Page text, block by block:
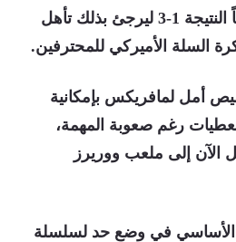
ووريرز 119-109، مقلصاً النتيجة 1-3 ليرجئ بذلك تأهل
السلة الأميركي للمحترفين.
أمل لمافريكس بإمكانية
رغم صعوبة المهمة،
الآن إلى ملعب ووريرز
الأساسي في وضع حد لسلسلة